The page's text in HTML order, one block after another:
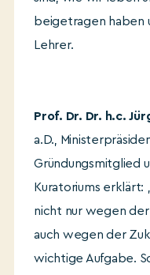
beigetragen haben
Lehrer.
Prof. Dr. Dr. h.c.
a.D.,
Gründungsmitglied
Kuratoriums erklärt:
nicht nur wegen
auch wegen der
wichtige Aufgabe.